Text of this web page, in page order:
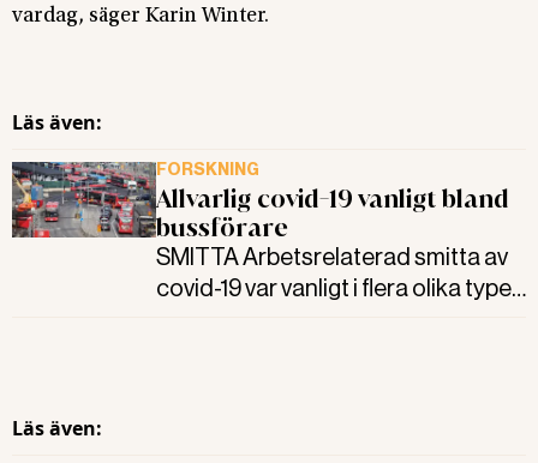
vardag, säger Karin Winter.
Läs även:
FORSKNING
Allvarlig covid-19 vanligt bland
bussförare
SMITTA Arbetsrelaterad smitta av
covid-19 var vanligt i flera olika typer
Läs även: